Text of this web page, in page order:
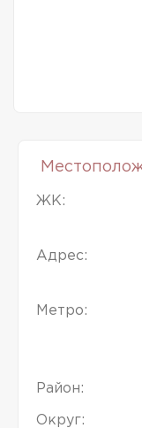
ЖК:
Адрес:
Метро:
Район:
Округ: